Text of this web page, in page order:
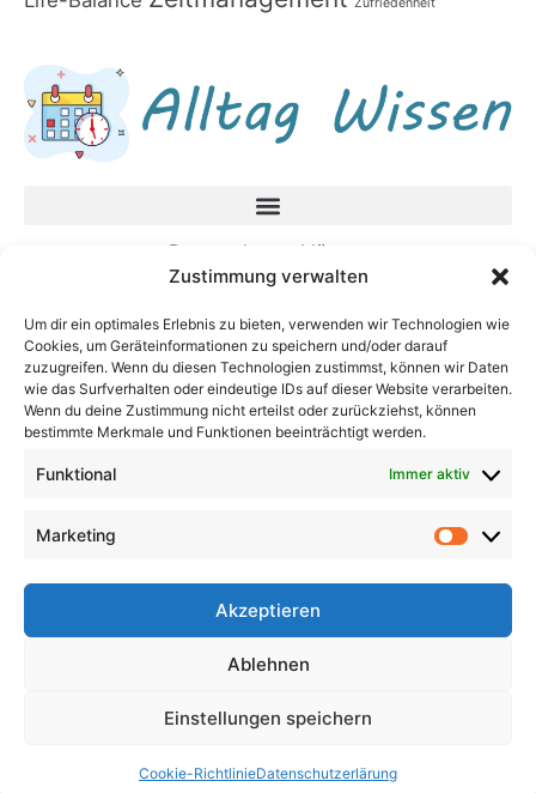
Zustimmung verwalten
Um dir ein optimales Erlebnis zu bieten, verwenden wir Technologien wie
Cookies, um Geräteinformationen zu speichern und/oder darauf
zuzugreifen. Wenn du diesen Technologien zustimmst, können wir Daten
wie das Surfverhalten oder eindeutige IDs auf dieser Website verarbeiten.
Wenn du deine Zustimmung nicht erteilst oder zurückziehst, können
bestimmte Merkmale und Funktionen beeinträchtigt werden.
Funktional Immer aktiv
Marketing
Akzeptieren
Ablehnen
Einstellungen speichern
Cookie-RichtlinieDatenschutzerlärung
Datenschutzerklärung
Impressum
Neueste Beiträge
In unsicheren Zeiten fragen Sie diese Fragen,
bevor Sie eine Entscheidung treffen
Baby Bodenbett – Warum ein Bodenbett für
Babys die beste Wahl sein kann
sollten Sie kennen?
Ölwechsel am Motorrad selber machen: Was du
Alle Rechte vorbehalten @ Alltag-Wissen.de